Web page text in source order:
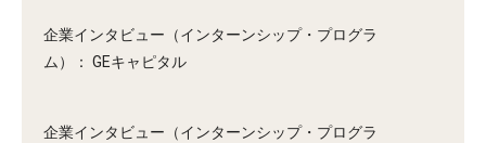
企業インタビュー（インターンシップ・プログラ
ム）： GEキャピタル
企業インタビュー（インターンシップ・プログラ